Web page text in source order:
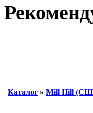
Каталог » Mill Hill